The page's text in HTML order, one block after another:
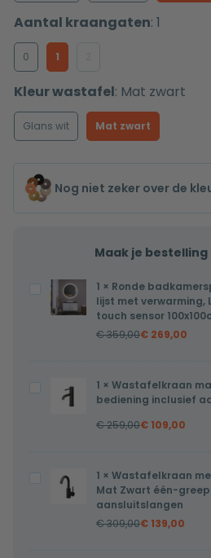
Aantal kraangaten: 1
0 1
Kleur wastafel: Mat zwart
Glans wit Mat zwart
Nog niet zeker over de
Maak je
Ronde
badkamerspiegel
met
verwarming,
touch
1 × Ronde
lijst met verwarming,
touch sensor
€359,00€ 269,00
Wastafelkraan
bediening
aansluitslangen
1 × Wastafelkraan
bediening inclusief
€259,00€ 109,00
Wastafelkraan
met
draaibare
1 × Wastafelkraan
Mat Zwart één-
aansluitslangen
€309,00€ 139,00